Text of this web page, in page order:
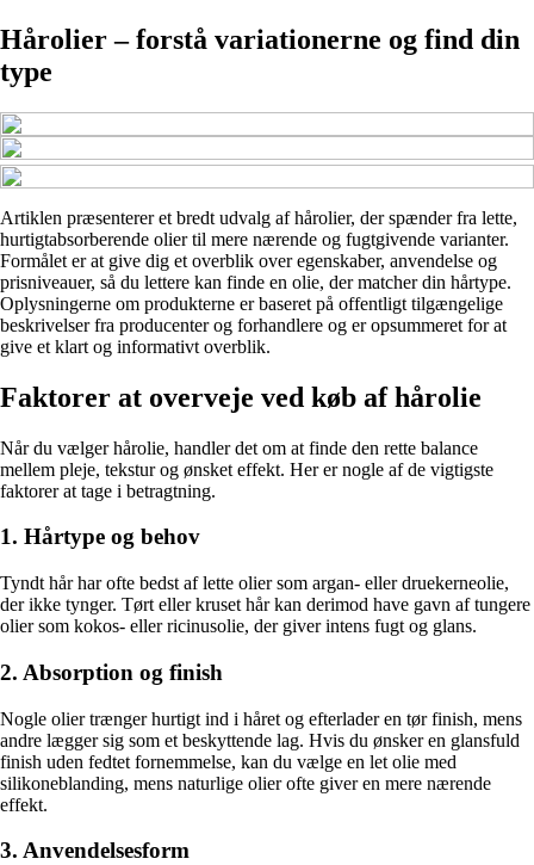
Hårolier – forstå variationerne og find din
type
Artiklen præsenterer et bredt udvalg af hårolier, der spænder fra lette,
hurtigtabsorberende olier til mere nærende og fugtgivende varianter.
Formålet er at give dig et overblik over egenskaber, anvendelse og
prisniveauer, så du lettere kan finde en olie, der matcher din hårtype.
Oplysningerne om produkterne er baseret på offentligt tilgængelige
beskrivelser fra producenter og forhandlere og er opsummeret for at
give et klart og informativt overblik.
Faktorer at overveje ved køb af hårolie
Når du vælger hårolie, handler det om at finde den rette balance
mellem pleje, tekstur og ønsket effekt. Her er nogle af de vigtigste
faktorer at tage i betragtning.
1. Hårtype og behov
Tyndt hår har ofte bedst af lette olier som argan- eller druekerneolie,
der ikke tynger. Tørt eller kruset hår kan derimod have gavn af tungere
olier som kokos- eller ricinusolie, der giver intens fugt og glans.
2. Absorption og finish
Nogle olier trænger hurtigt ind i håret og efterlader en tør finish, mens
andre lægger sig som et beskyttende lag. Hvis du ønsker en glansfuld
finish uden fedtet fornemmelse, kan du vælge en let olie med
silikoneblanding, mens naturlige olier ofte giver en mere nærende
effekt.
3. Anvendelsesform